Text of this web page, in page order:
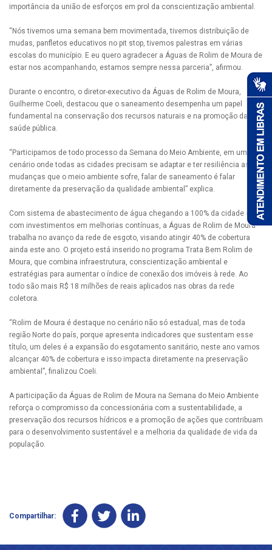
importância da união de esforços em prol da conscientização ambiental.
“Nós tivemos uma semana bem movimentada, tivemos distribuição de
mudas, panfletos educativos no pit stop, tivemos palestras em várias
escolas do município. E eu quero agradecer a Águas de Rolim de Moura de
estar nos acompanhando, estamos sempre nessa parceria”, afirmou.
Durante o encontro, o diretor-executivo da Águas de Rolim de Moura,
Guilherme Coeli, destacou que o saneamento desempenha um papel
fundamental na conservação dos recursos naturais e na promoção da
saúde pública.
“Participamos de todo processo da Semana do Meio Ambiente, em um
cenário onde todas as cidades precisam se adaptar e ter resiliência as
mudanças que o meio ambiente sofre, falar de saneamento é falar
diretamente da preservação da qualidade ambiental” explica.
Com sistema de abastecimento de água chegando a 100% da cidade e
com investimentos em melhorias contínuas, a Águas de Rolim de Moura
trabalha no avanço da rede de esgoto, visando atingir 40% de cobertura
ainda este ano. O projeto está inserido no programa Trata Bem Rolim de
Moura, que combina infraestrutura, conscientização ambiental e
estratégias para aumentar o índice de conexão dos imóveis à rede. Ao
todo são mais R$ 18 milhões de reais aplicados nas obras da rede
coletora.
“Rolim de Moura é destaque no cenário não só estadual, mas de toda
região Norte do país, porque apresenta indicadores que sustentam esse
título, um deles é a expansão do esgotamento sanitário, neste ano vamos
alcançar 40% de cobertura e isso impacta diretamente na preservação
ambiental”, finalizou Coeli.
A participação da Águas de Rolim de Moura na Semana do Meio Ambiente
reforça o compromisso da concessionária com a sustentabilidade, a
preservação dos recursos hídricos e a promoção de ações que contribuam
para o desenvolvimento sustentável e a melhoria da qualidade de vida da
população.
Compartilhar: